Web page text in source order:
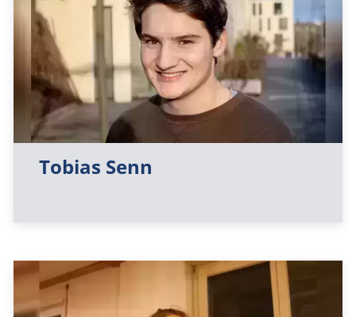
Tobias Senn